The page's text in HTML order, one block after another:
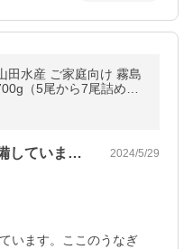
田水産 ご家庭向け 霧島
（5尾から7尾詰め）
武さん シーフード爆買
うなぎはいつも冷凍庫で常備しています。… 2024/5/29
います。ここのうなぎ